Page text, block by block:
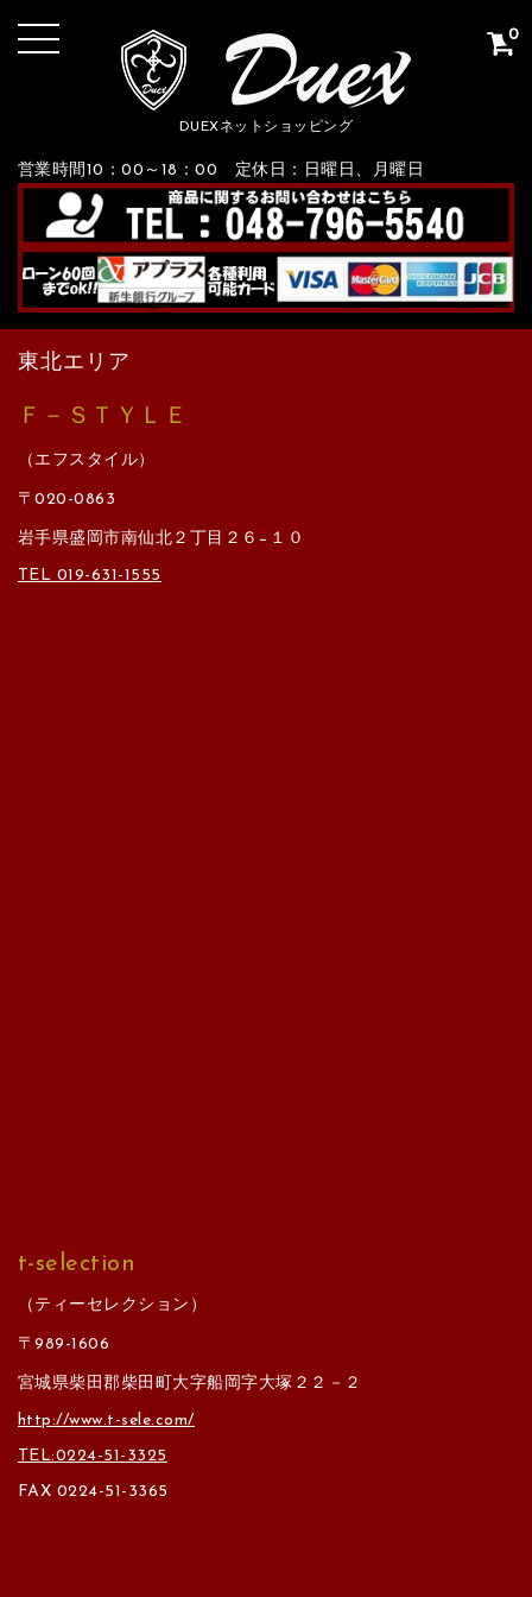
DUEXネットショッピング
営業時間10：00～18：00 定休日：日曜日、月曜日
0
東北エリア
Ｆ－ＳＴＹＬＥ
（エフスタイル）
〒020-0863
岩手県盛岡市南仙北２丁目２６−１０
TEL 019-631-1555
t-selection
（ティーセレクション）
〒989-1606
宮城県柴田郡柴田町大字船岡字大塚２２－２
http://www.t-sele.com/
TEL:0224-51-3325
FAX 0224-51-3365